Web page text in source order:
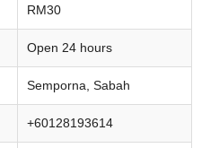
RM30
Open 24 hours
Semporna, Sabah
+60128193614